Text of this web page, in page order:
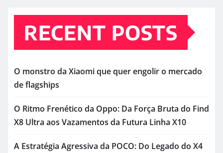
RECENT POSTS
O monstro da Xiaomi que quer engolir o mercado
de flagships
O Ritmo Frenético da Oppo: Da Força Bruta do Find
X8 Ultra aos Vazamentos da Futura Linha X10
A Estratégia Agressiva da POCO: Do Legado do X4